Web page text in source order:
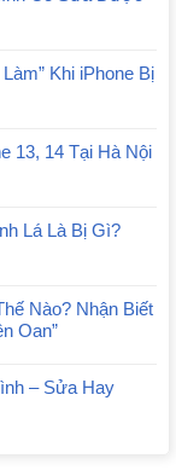
Khi iPhone Bị
13, 14 Tại Hà Nội
Lá Là Bị Gì?
Nào? Nhận Biết
Oan”
– Sửa Hay